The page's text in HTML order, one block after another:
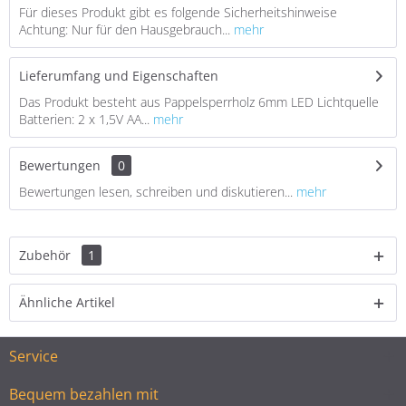
Für dieses Produkt gibt es folgende Sicherheitshinweise
Achtung: Nur für den Hausgebrauch... mehr
Lieferumfang und Eigenschaften
Das Produkt besteht aus Pappelsperrholz 6mm LED Lichtquelle
Batterien: 2 x 1,5V AA... mehr
Bewertungen
0
Bewertungen lesen, schreiben und diskutieren... mehr
Zubehör 1
Ähnliche Artikel
Service
Bequem bezahlen mit